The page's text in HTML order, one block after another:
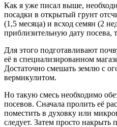
Как я уже писал выше,
посадки в открытый грунт
(1,5 месяца) и всход семян (2
приблизительную дату посева,
Для этого подготавливают
её в специализированном
Достаточно смешать землю с
вермикулитом.
Но такую смесь необходимо
посевов. Сначала пролить её
поместить в духовку или
следует. Затем просто накрыть